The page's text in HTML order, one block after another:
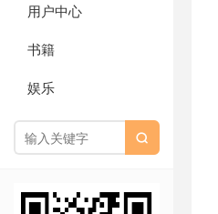
用户中心
书籍
娱乐
